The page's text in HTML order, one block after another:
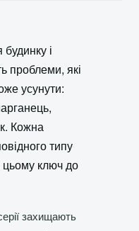
і
проблеми, які
усунути:
Кожна
типу
ключ до
захищають